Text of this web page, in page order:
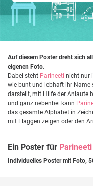
Auf diesem Poster dreht sich
eigenen Foto.
Dabei steht Parineeti nicht nur
wie bunt und lebhaft ihr Name
darstellt, mit Hilfe der Anlaute
und ganz nebenbei kann
das gesamte Alphabet in
mit Flaggen zeigen oder den
Ein Poster für Parineeti
Individuelles Poster mit Foto,